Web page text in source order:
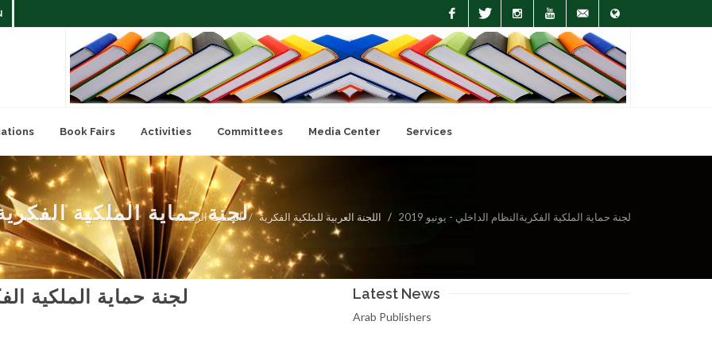
FacebookTwitterInstagramYoutubeinfo@arab-
pa.org
عربى
Book Fairs Activities Committees Media Center Services
لجنة حماية الملكية
الصفحة الرئيسية اللجنة العربية للملكية الفكرية لجنة حماية الملكية الفكريةالنظام الداخلي - يونيو 2019
لجنة حماية الملكية Latest News
Arab Publishers